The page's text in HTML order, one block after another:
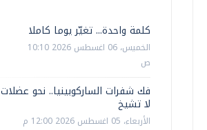
كلمة واحدة... تغيّر يوما كاملا
الخميس، 06 اغسطس 2026 10:10
ص
فك شفرات الساركوبينيا.. نحو عضلات
لا تشيخ
الأربعاء، 05 اغسطس 2026 12:00 م